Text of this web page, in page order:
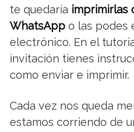
te quedaría imprimirlas
WhatsApp o las podes
electrónico. En el
invitación tienes
como enviar e imprimir.
Cada vez nos queda
estamos corriendo de